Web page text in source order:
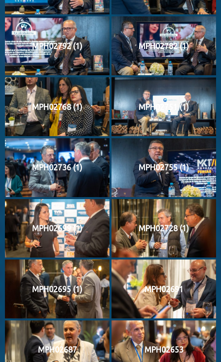
MPH02792 (1) MPH02782 (1)
MPH02768 (1) MPH02751 (1)
MPH02736 (1) MPH02755 (1)
MPH02699 (1) MPH02728 (1)
MPH02695 (1) MPH02691
MPH02687 MPH02653